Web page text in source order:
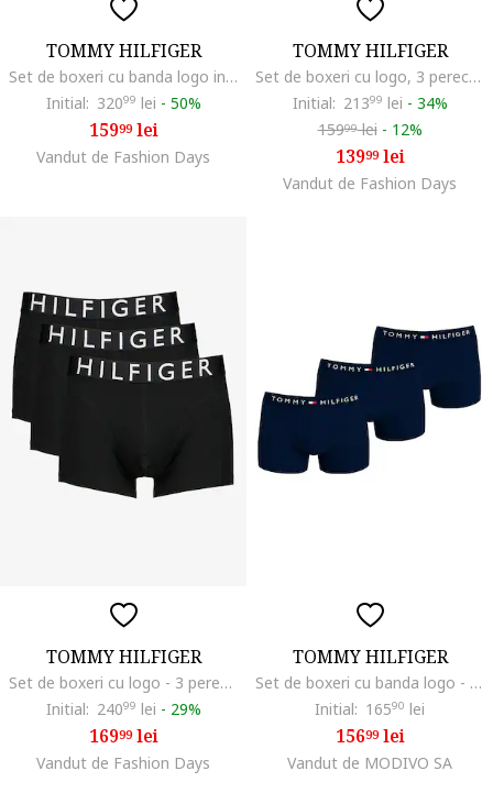
TOMMY HILFIGER
Set de boxeri cu banda logo in talie - 3 perechi, Visiniu/Albastru
Initial: 32099 lei - 50%
15999lei
Vandut de Fashion Days
TOMMY HILFIGER
Set de boxeri cu logo, 3 perechi, Black Onyx
Initial: 21399 lei - 34%
15999lei - 12%
13999lei
Vandut de Fashion Days
TOMMY HILFIGER
Set de boxeri cu logo - 3 perechi, Negru antracit
Initial: 24099 lei - 29%
16999lei
Vandut de Fashion Days
TOMMY HILFIGER
Set de boxeri cu banda logo - 3 perechi, Bleumarin
Initial: 16590 lei
15699lei
Vandut de MODIVO SA